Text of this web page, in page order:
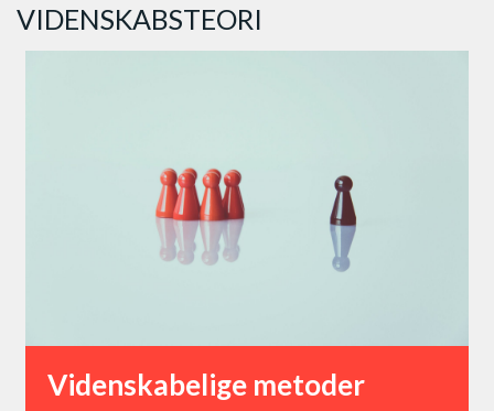
VIDENSKABSTEORI
Videnskabelige metoder